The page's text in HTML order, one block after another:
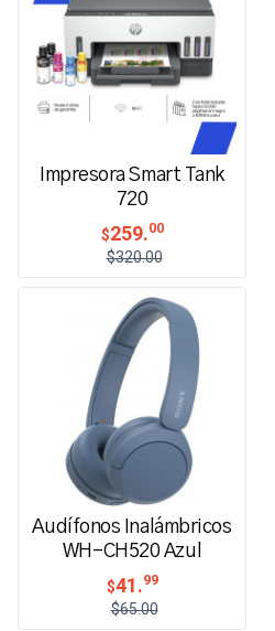
Impresora Smart Tank
720
$259.00
$320.00
Audífonos Inalámbricos
WH-CH520 Azul
$41.99
$65.00